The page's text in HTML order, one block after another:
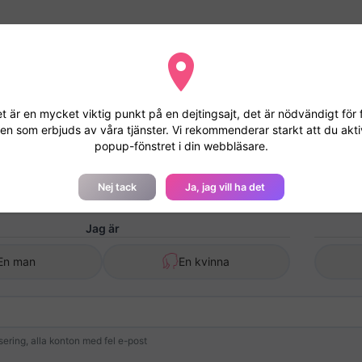
att geolokaliseras kommer din fil att studeras snabbare och
Gå med i Gratis Dansk
Jag är
man En kvinna
alla konton med fel e-post
är en mycket viktig punkt på en dejtingsajt, det är nödvändigt för
som erbjuds av våra tjänster. Vi rekommenderar starkt att du
popup-fönstret i din webbläsare.
Nej tack Ja, jag vill ha det